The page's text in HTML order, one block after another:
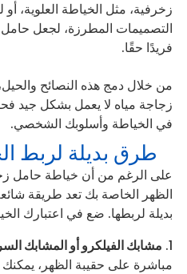
زخرفية، مثل الخياطة العلوية،
التصميمات المطرزة، لجعل
فريدًا حقًا.
من خلال دمج هذه النصائح
زجاجة مياه لا يعمل بشكل جيد
في الخياطة وأسلوبك الشخصي.
طرق بديلة لربط
على الرغم من أن خياطة حامل
الظهر الخاصة بك تعد طريقة
بديلة لربطها. ضع في اعتبارك
مشابك الفيلكرو أو المشابك
مباشرة على حقيبة الظهر،